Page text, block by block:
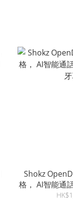
Shokz
格， AI智能通